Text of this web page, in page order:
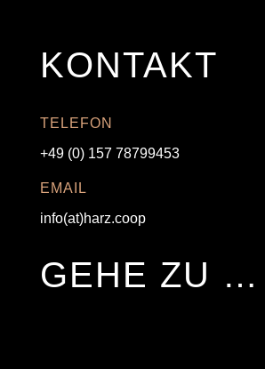
KONTAKT
TELEFON
+49 (0) 157 78799453
EMAIL
info(at)harz.coop
GEHE ZU …